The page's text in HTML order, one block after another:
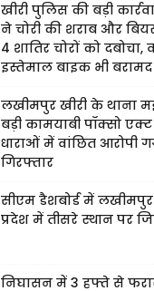
खीरी पुलिस की बड़ी
ने चोरी की शराब और
4 शातिर चोरों को दबोचा,
इस्तेमाल बाइक भी बरामद
लखीमपुर खीरी के थाना
बड़ी कामयाबी पॉक्सो
धाराओं में वांछित आरोपी
गिरफ्तार
सीएम डैशबोर्ड में
प्रदेश में तीसरे स्थान पर
निघासन में 3 हफ्ते से